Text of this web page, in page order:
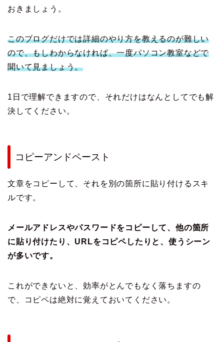
おきましょう。
このブログだけでは詳細のやり方を教えるのが難しい
ので、もしわからなければ、一度パソコン教室などで
聞いて見ましょう。
1日で理解できますので、それだけはなんとしてでも解
決してください。
コピーアンドペースト
文章をコピーして、それを別の箇所に貼り付けるスキ
ルです。
メールアドレスやパスワードをコピーして、他の箇所
に貼り付けたり、URLをコピペしたりと、使うシーン
が多いです。
これができないと、効率がとんでもなく落ちますの
で、コピペは絶対に覚えておいてください。